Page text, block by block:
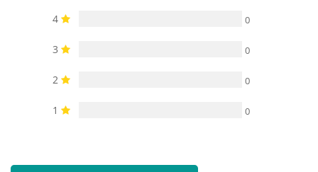
4 0
3 0
2 0
1 0